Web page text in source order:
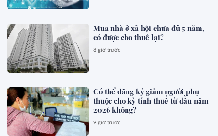
Mua nhà ở xã hội chưa đủ 5 năm,
có được cho thuê lại?
8 giờ trước
Có thể đăng ký giảm người phụ
thuộc cho kỳ tính thuế từ đầu năm
2026 không?
9 giờ trước